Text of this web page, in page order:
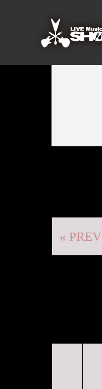
« PREV